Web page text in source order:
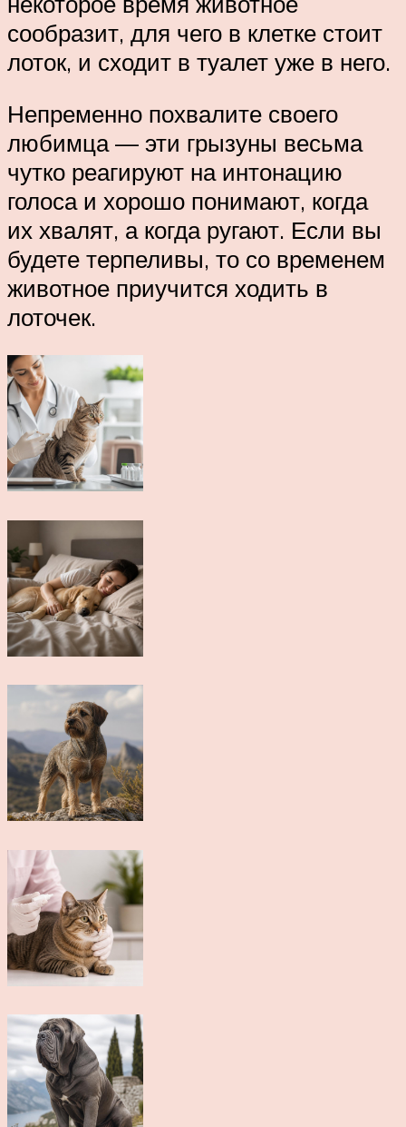
сообразит, для чего в клетке стоит
лоток, и сходит в туалет уже в него.
Непременно похвалите своего
любимца — эти грызуны весьма
чутко реагируют на интонацию
голоса и хорошо понимают, когда
их хвалят, а когда ругают. Если вы
будете терпеливы, то со временем
животное приучится ходить в
лоточек.